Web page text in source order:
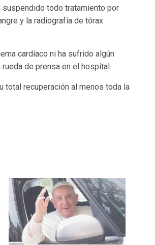
todo tratamiento por
y la radiografía de tórax
cardíaco ni ha sufrido algún
de prensa en el hospital.
total recuperación al menos toda la